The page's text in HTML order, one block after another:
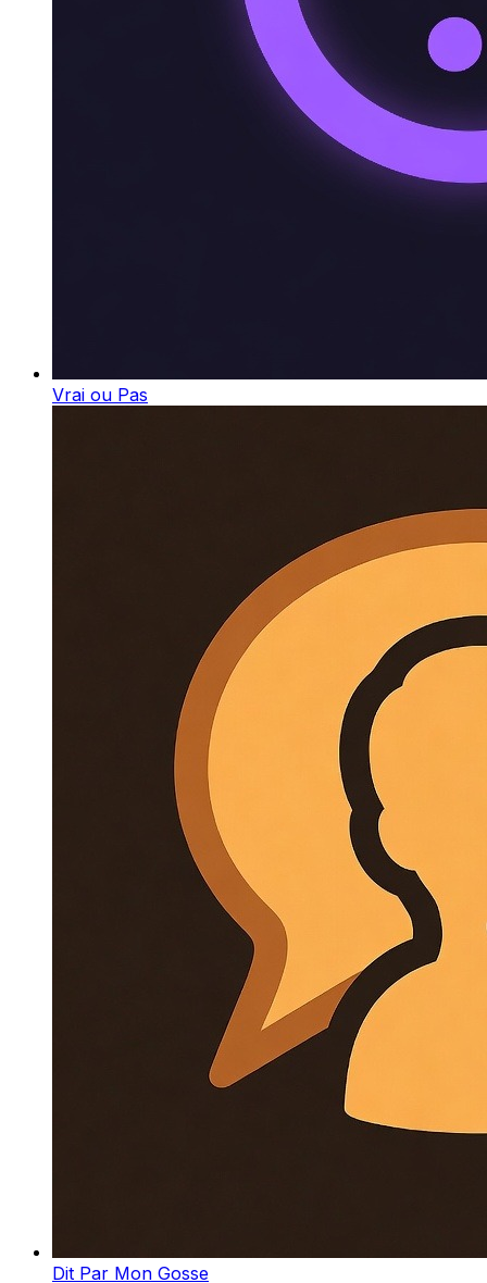
Vrai ou Pas
Dit Par Mon Gosse